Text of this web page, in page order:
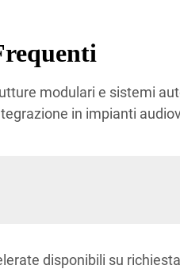
modulari e sistemi
in impianti
disponibili su